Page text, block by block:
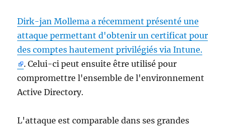
Dirk-jan Mollema a récemment présenté une
attaque permettant d'obtenir un certificat pour
des comptes hautement privilégiés via Intune.
. Celui-ci peut ensuite être utilisé pour
compromettre l'ensemble de l'environnement
Active Directory.
L'attaque est comparable dans ses grandes